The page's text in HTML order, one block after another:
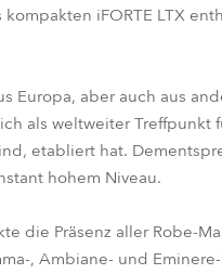
iFORTE LTX
Europa, aber auch aus
als weltweiter
etabliert hat.
hohem Niveau.
die Präsenz aller Robe-
, Ambiane- und